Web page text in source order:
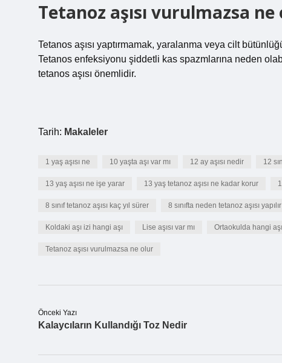
Tetanoz aşısı vurulmazsa ne
Tetanos aşısı yaptırmamak, yaralanma veya cilt
Tetanos enfeksiyonu şiddetli kas spazmlarına neden
tetanos aşısı önemlidir.
Tarih: Makaleler
1 yaş aşısı ne 10 yaşta aşı var mı 12 ay aşısı nedir 12
13 yaş aşısı ne işe yarar 13 yaş tetanoz aşısı ne kadar korur
8 sınıf tetanoz aşısı kaç yıl sürer 8 sınıfta neden tetanoz aşısı yapılır
Koldaki aşı izi hangi aşı Lise aşısı var mı Ortaokulda hangi
Tetanoz aşısı vurulmazsa ne olur
Önceki Yazı
Kalaycıların Kullandığı Toz Nedir